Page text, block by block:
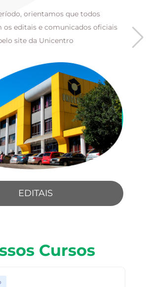
orientamos que todos
os editais e comunicados oficiais
site da Unicentro
EDITAIS
Cursos